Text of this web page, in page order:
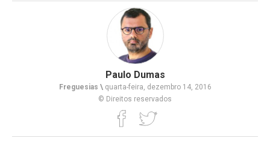
Paulo Dumas
Freguesias \quarta-feira, dezembro 14, 2016
© Direitos reservados